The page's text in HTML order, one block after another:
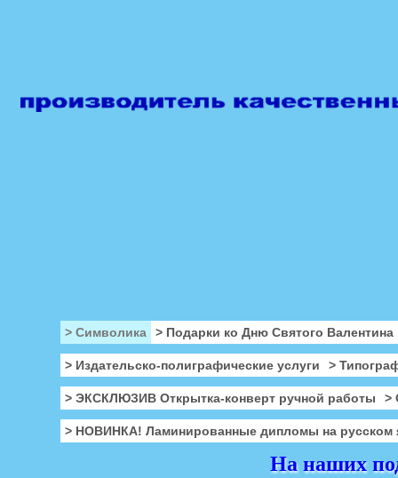
> Символика > Подарки ко Дню Святого Валентина
> Издательско-полиграфические услуги >
> ЭКСКЛЮЗИВ Открытка-конверт ручной работы >
> НОВИНКА! Ламинированные дипломы на русском
На наших